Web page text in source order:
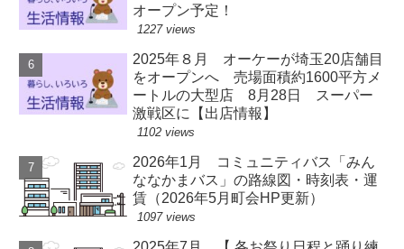
オープン予定！
1227 views
2025年８月 オーケーが埼玉20店舗目
をオープンへ 売場面積約1600平方メ
ートルの大型店 8月28日 スーパー
激戦区に【出店情報】
1102 views
2026年1月 コミュニティバス「みん
ななかまバス」の路線図・時刻表・運
賃（2026年5月町会HP更新）
1097 views